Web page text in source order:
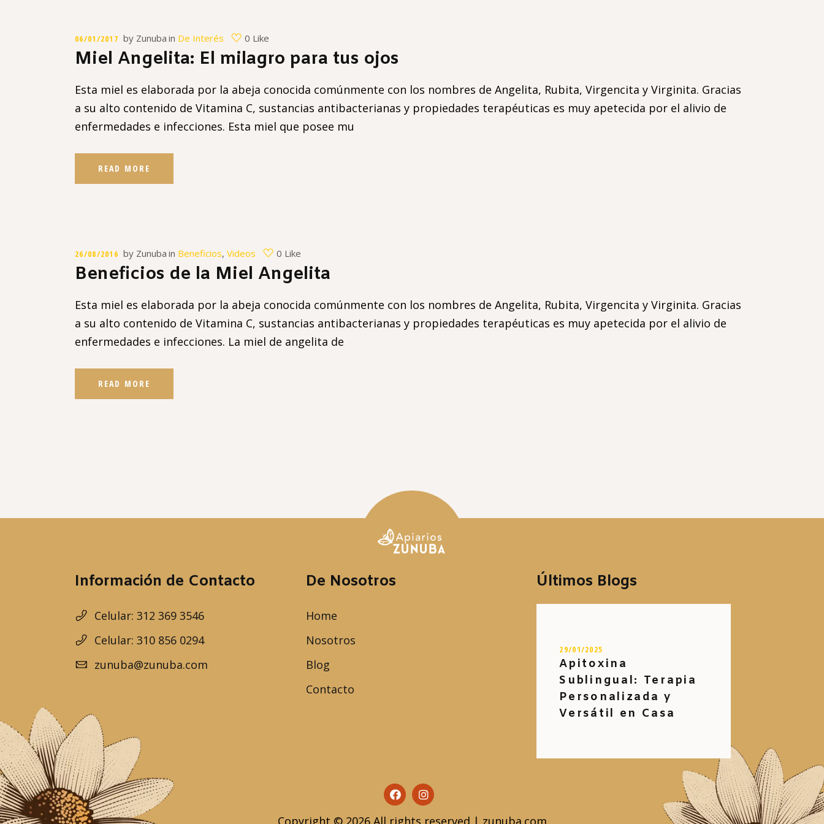
06/01/2017 by Zunuba in De Interés 0 Like
Miel Angelita: El milagro para tus ojos
Esta miel es elaborada por la abeja conocida comúnmente con los nombres de Angelita, Rubita, Virgencita y Virginita. Gracias
a su alto contenido de Vitamina C, sustancias antibacterianas y propiedades terapéuticas es muy apetecida por el alivio de
enfermedades e infecciones. Esta miel que posee mu
READ MORE
26/08/2016 by Zunuba in Beneficios, Videos 0 Like
Beneficios de la Miel Angelita
Esta miel es elaborada por la abeja conocida comúnmente con los nombres de Angelita, Rubita, Virgencita y Virginita. Gracias
a su alto contenido de Vitamina C, sustancias antibacterianas y propiedades terapéuticas es muy apetecida por el alivio de
enfermedades e infecciones. La miel de angelita de
READ MORE
Información de Contacto
Celular: 312 369 3546
Celular: 310 856 0294
zunuba@zunuba.com
De Nosotros
Home
Nosotros
Blog
Contacto
Últimos Blogs
29/01/2025
Apitoxina
Sublingual: Terapia
Personalizada y
Versátil en Casa
Copyright © 2026 All rights reserved | zunuba.com